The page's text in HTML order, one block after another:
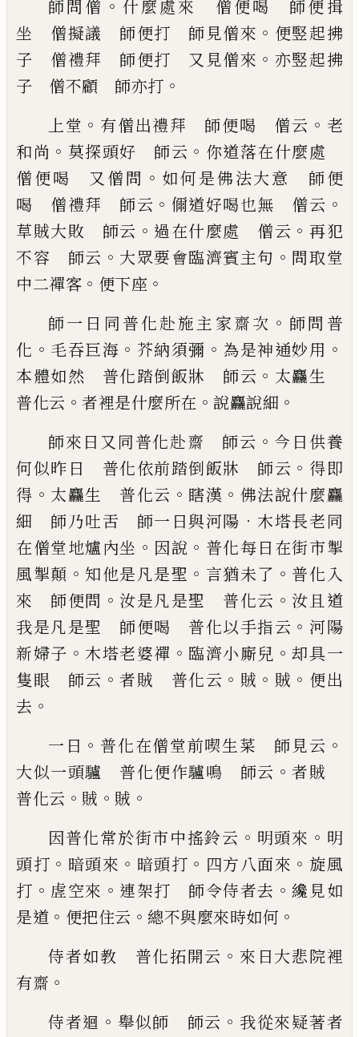
師問僧 。 什麼處來 僧便喝 師便揖
坐 僧擬議 師便打 師見僧來 。 便竪起拂
子 僧禮拜 師便打 又見僧來 。 亦竪起拂
子 僧不顧 師亦打 。
上堂 。 有僧出禮拜 師便喝 僧云 。 老
和尚 。 莫探頭好 師云 。 你道落在什麼處
僧便喝 又僧問 。 如何是佛法大意 師便
喝 僧禮拜 師云 。 儞道好喝也無 僧云 。
草賊大敗 師云 。 過在什麼處 僧云 。 再犯
不容 師云 。 大眾要會臨濟賓主句 。 問取堂
中二禪客 。 便下座 。
師一日同普化赴施主家齋次 。 師問普
化 。 毛吞巨海 。 芥納須彌 。 為是神通妙用 。
本體如然 普化踏倒飯牀 師云 。 太麤生
普化云 。 者裡是什麼所在 。 說麤說細 。
師來日又同普化赴齋 師云 。 今日供養
何似昨日 普化依前踏倒飯牀 師云 。 得即
得 。 太麤生 普化云 。 瞎漢 。 佛法說什麼麤
細 師乃吐舌 師一日與河陽 ．木塔長老同
在僧堂地爐內坐 。 因說 。 普化每日在街市掣
風掣顛 。知他是凡是聖 。 言猶未了 。 普化入
來 師便問 。 汝是凡是聖 普化云 。 汝且道
我是凡是聖 師便喝 普化以手指云 。 河陽
新婦子 。木塔老婆禪 。 臨濟小廝兒 。却具一
隻眼 師云 。者賊 普化云 。 賊 。 賊 。 便出
去 。
一日 。 普化在僧堂前喫生菜 師見云 。
大似一頭驢 普化便作驢鳴 師云 。者賊
普化云 。 賊 。 賊 。
因普化常於街市中搖鈴云 。 明頭來 。 明
頭打 。 暗頭來 。 暗頭打 。 四方八面來 。 旋風
打 。 虗空來 。 連架打 師令侍者去 。 纔見如
是道 。 便把住云 。 總不與麼來時如何 。
侍者如教 普化拓開云 。 來日大悲院裡
有齋 。
侍者迴 。 舉似師 師云 。 我從來疑著者